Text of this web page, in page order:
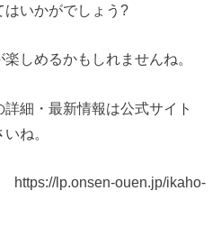
はいかがでしょう?
しめるかもしれませんね。
細・最新情報は公式サイト
ね。
https://lp.onsen-ouen.jp/ikaho-